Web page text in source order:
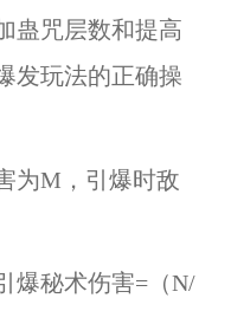
蛊咒层数和提高
发玩法的正确操
M，引爆时敌
秘术伤害=（N/